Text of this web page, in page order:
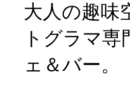
大人の趣味
トグラマ専
ェ＆バー。